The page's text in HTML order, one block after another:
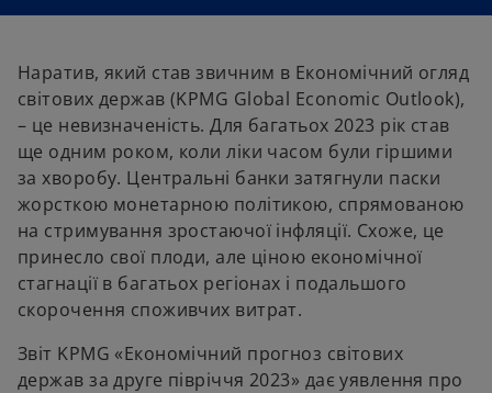
t
a
b
t
a
b
Наратив, який став звичним в Економічний огляд
світових держав (KPMG Global Economic Outlook),
– це невизначеність. Для багатьох 2023 рік став
ще одним роком, коли ліки часом були гіршими
за хворобу. Центральні банки затягнули паски
жорсткою монетарною політикою, спрямованою
на стримування зростаючої інфляції. Схоже, це
принесло свої плоди, але ціною економічної
стагнації в багатьох регіонах і подальшого
скорочення споживчих витрат.
Звіт KPMG «Економічний прогноз світових
держав за друге півріччя 2023» дає уявлення про